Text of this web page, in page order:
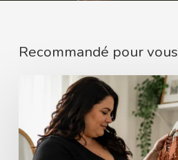
Recommandé pour vous
Comment
la
bonne